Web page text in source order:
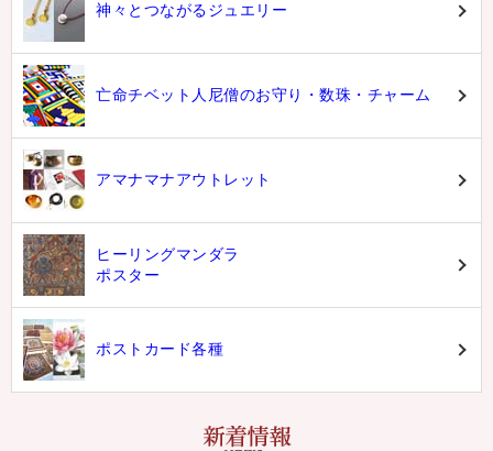
神々とつながるジュエリー
亡命チベット人尼僧のお守り・数珠・チャーム
アマナマナアウトレット
ヒーリングマンダラ
ポスター
ポストカード各種